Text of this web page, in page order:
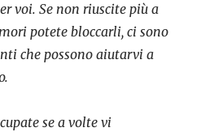
voi. Se non riuscite più a
potete bloccarli, ci sono
che possono aiutarvi a
se a volte vi